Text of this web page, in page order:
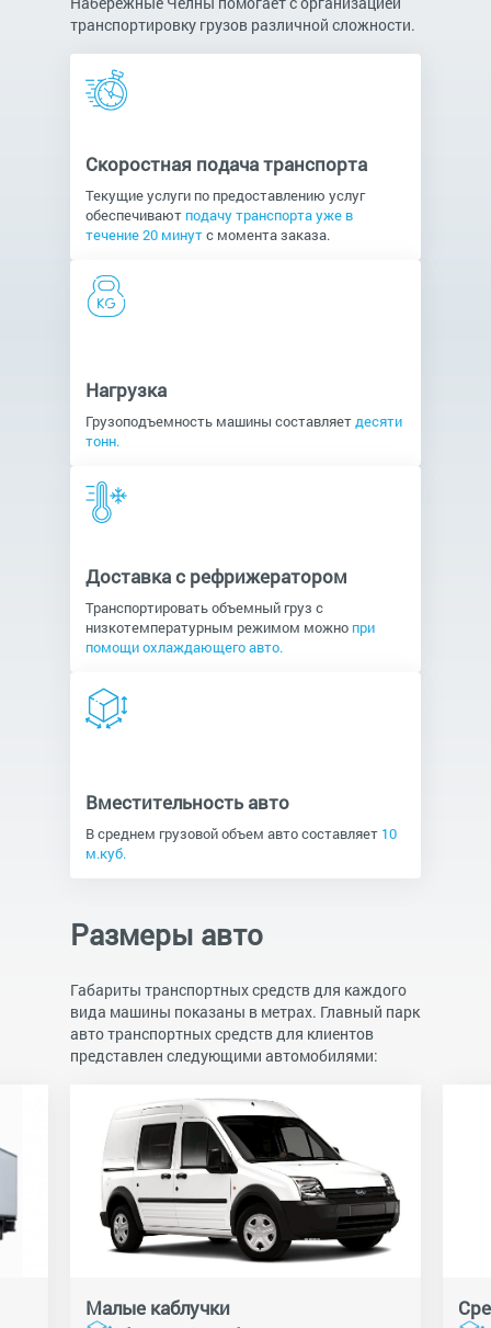
транспортировку грузов различной сложности.
Скоростная подача транспорта
Текущие услуги по предоставлению услуг
обеспечивают подачу транспорта уже в
течение 20 минутс момента заказа.
Нагрузка
Грузоподъемность машины составляетдесяти
тонн.
Доставка с рефрижератором
Транспортировать объемный груз с
низкотемпературным режимом можно при
помощи охлаждающего авто.
Вместительность авто
В среднем грузовой объем авто составляет 10
м.куб.
Размеры авто
Габариты транспортных средств для каждого
вида машины показаны в метрах. Главный парк
авто транспортных средств для клиентов
представлен следующими автомобилями:
Малые каблучки